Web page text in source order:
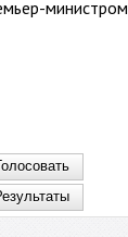
министром